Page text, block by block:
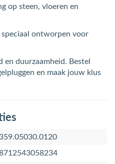
op steen, vloeren en
speciaal ontworpen voor
en duurzaamheid. Bestel
en maak jouw klus